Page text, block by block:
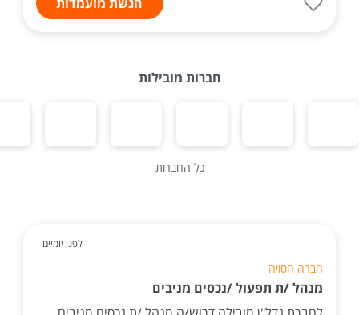
חברות מובילות
כל החברות
לפני יומיים
חברה חסויה
מנהל /ת תפעול /נכסים מניבים